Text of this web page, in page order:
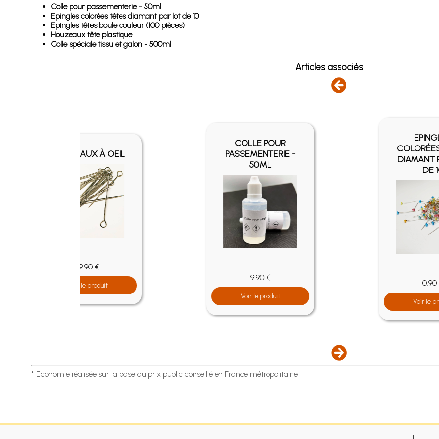
Colle pour passementerie - 50ml
Epingles colorées têtes diamant par lot de 10
Epingles têtes boule couleur (100 pièces)
Houzeaux tête plastique
Colle spéciale tissu et galon - 500ml
Articles associés
EPINGLES TÊTES
* Economie réalisée sur la base du prix public conseillé en France métropolitaine